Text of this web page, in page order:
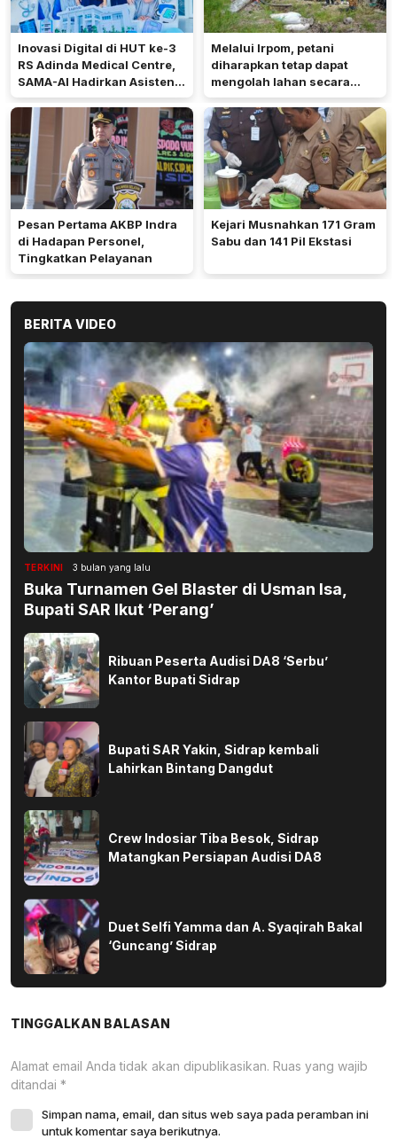
Inovasi Digital di HUT ke-3
RS Adinda Medical Centre,
SAMA-AI Hadirkan Asisten
Gizi Berbasis AI
Melalui Irpom, petani
diharapkan tetap dapat
mengolah lahan secara
optimal meski di tengah
keterbatasan air.
Pesan Pertama AKBP Indra
di Hadapan Personel,
Tingkatkan Pelayanan
Kejari Musnahkan 171 Gram
Sabu dan 141 Pil Ekstasi
BERITA VIDEO
TERKINI 3 bulan yang lalu
Buka Turnamen Gel Blaster di Usman Isa,
Bupati SAR Ikut ‘Perang’
Ribuan Peserta Audisi DA8 ‘Serbu’
Kantor Bupati Sidrap
Bupati SAR Yakin, Sidrap kembali
Lahirkan Bintang Dangdut
Crew Indosiar Tiba Besok, Sidrap
Matangkan Persiapan Audisi DA8
Duet Selfi Yamma dan A. Syaqirah Bakal
‘Guncang’ Sidrap
TINGGALKAN BALASAN
Alamat email Anda tidak akan dipublikasikan. Ruas yang wajib
ditandai *
Simpan nama, email, dan situs web saya pada peramban ini
untuk komentar saya berikutnya.